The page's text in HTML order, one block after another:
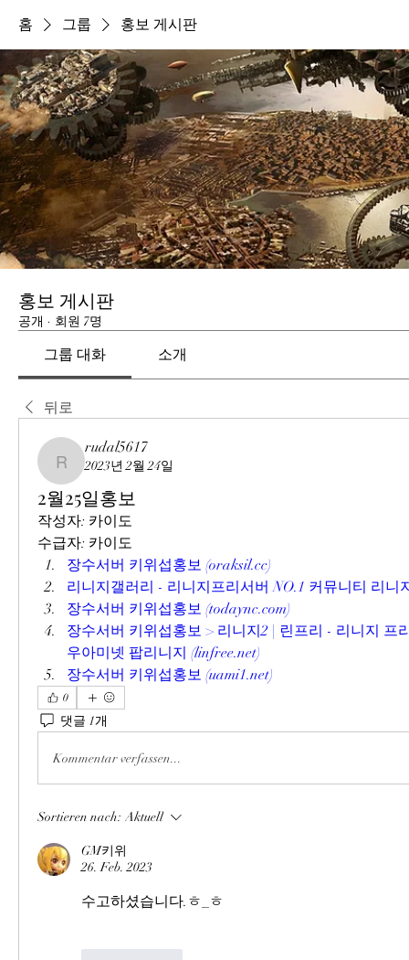
홈 그룹 홍보 게시판
홍보 게시판
공개 · 회원 7명
그룹 대화 소개
뒤로
rudal5617
rudal5617
2023년 2월 24일
2월25일홍보
작성자: 카이도
수급자: 카이도
장수서버 키위섭홍보 (oraksil.cc)
리니지갤러리 - 리니지프리서버 NO.1 커뮤니티 리니
장수서버 키위섭홍보 (todaync.com)
장수서버 키위섭홍보 > 리니지2 | 린프리 - 리니지 프
우아미넷 팝리니지 (linfree.net)
장수서버 키위섭홍보 (uami1.net)
0
댓글 1개
Kommentar verfassen...
Sortieren nach: Aktuell
GM키위
26. Feb. 2023
수고하셨습니다.ㅎ_ㅎ